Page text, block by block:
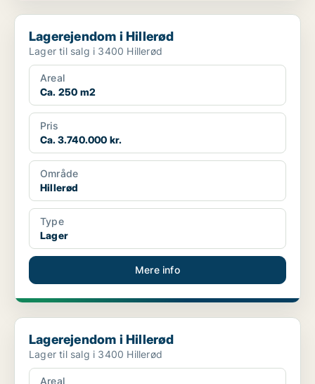
Lagerejendom i Hillerød
Lagerejendom i Hillerød
Lager til salg i 3400 Hillerød
Areal
Ca. 250 m2
Pris
Ca. 3.740.000 kr.
Område
Hillerød
Type
Lager
Mere info
Lagerejendom i Hillerød
Lagerejendom i Hillerød
Lager til salg i 3400 Hillerød
Areal